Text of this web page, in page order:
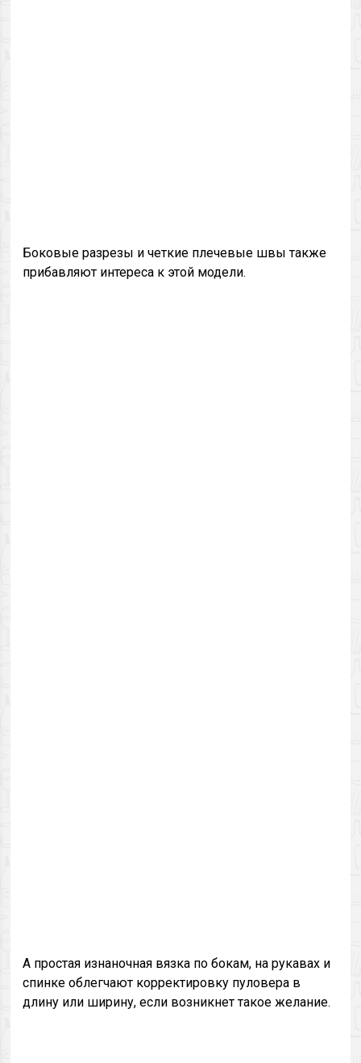
Боковые разрезы и четкие плечевые швы также
прибавляют интереса к этой модели.
А простая изнаночная вязка по бокам, на рукавах и
спинке облегчают корректировку пуловера в
длину или ширину, если возникнет такое желание.